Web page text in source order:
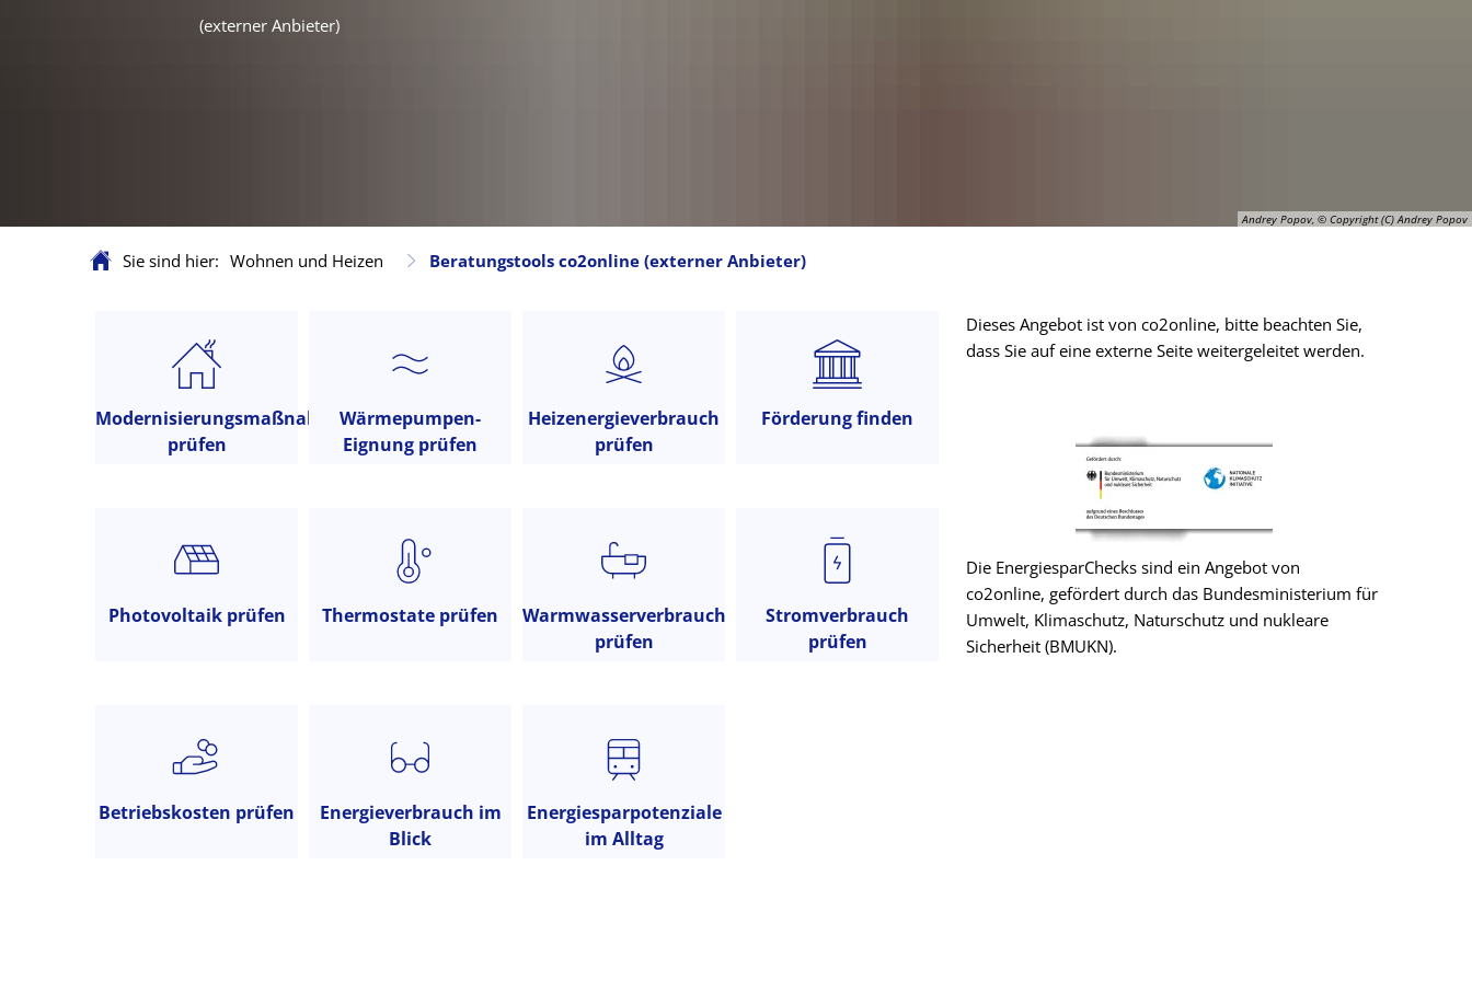
Andrey Popov, © Copyright (C) Andrey Popov
(externer Anbieter)
Sie sind hier: Wohnen und Heizen Beratungstools co2online (externer Anbieter)
Beratungstools
co2online
(externer
Anbieter)
Modernisierungsmaßnahmen
prüfen
Wärmepumpen-
Eignung prüfen
Heizenergieverbrauch
prüfen
Förderung finden
Photovoltaik prüfen Thermostate prüfen
Warmwasserverbrauch
prüfen
Stromverbrauch
prüfen
Betriebskosten prüfen
Energieverbrauch im
Blick
Energiesparpotenziale
im Alltag
Dieses Angebot ist von co2online, bitte beachten Sie,
dass Sie auf eine externe Seite weitergeleitet werden.
Die EnergiesparChecks sind ein Angebot von
co2online, gefördert durch das Bundesministerium für
Umwelt, Klimaschutz, Naturschutz und nukleare
Sicherheit (BMUKN).